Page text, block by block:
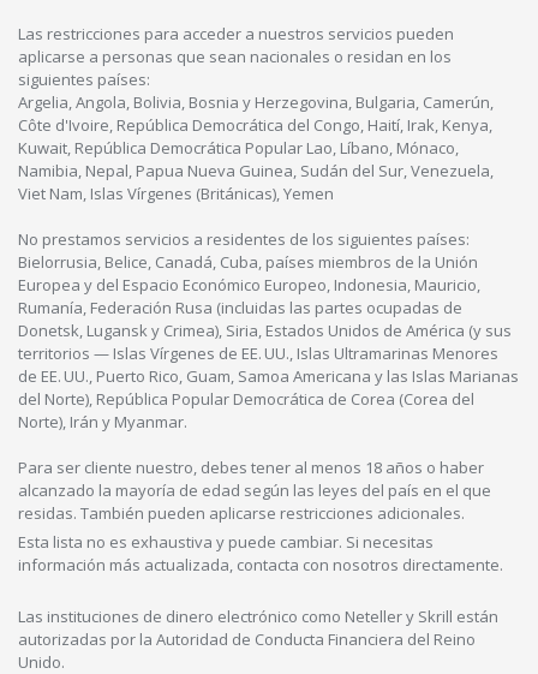
Las restricciones para acceder a nuestros servicios pueden
aplicarse a personas que sean nacionales o residan en los
siguientes países:
Argelia, Angola, Bolivia, Bosnia y Herzegovina, Bulgaria, Camerún,
Côte d'Ivoire, República Democrática del Congo, Haití, Irak, Kenya,
Kuwait, República Democrática Popular Lao, Líbano, Mónaco,
Namibia, Nepal, Papua Nueva Guinea, Sudán del Sur, Venezuela,
Viet Nam, Islas Vírgenes (Británicas), Yemen
No prestamos servicios a residentes de los siguientes países:
Bielorrusia, Belice, Canadá, Cuba, países miembros de la Unión
Europea y del Espacio Económico Europeo, Indonesia, Mauricio,
Rumanía, Federación Rusa (incluidas las partes ocupadas de
Donetsk, Lugansk y Crimea), Siria, Estados Unidos de América (y sus
territorios — Islas Vírgenes de EE. UU., Islas Ultramarinas Menores
de EE. UU., Puerto Rico, Guam, Samoa Americana y las Islas Marianas
del Norte), República Popular Democrática de Corea (Corea del
Norte), Irán y Myanmar.
Para ser cliente nuestro, debes tener al menos 18 años o haber
alcanzado la mayoría de edad según las leyes del país en el que
residas. También pueden aplicarse restricciones adicionales.
Esta lista no es exhaustiva y puede cambiar. Si necesitas
información más actualizada, contacta con nosotros directamente.
Las instituciones de dinero electrónico como Neteller y Skrill están
autorizadas por la Autoridad de Conducta Financiera del Reino
Unido.